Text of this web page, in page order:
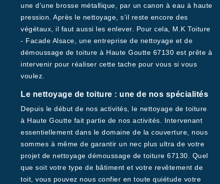
une d’une brosse métallique, par un canon à eau à haute
pression. Après le nettoyage, s’il reste encore des
végétaux, il faut aussi les enlever. Pour cela, M.K Toiture
- Facade Alsace, une entreprise de nettoyage et de
démoussage de toiture à Haute Goutte 67130 est prête à
intervenir pour réaliser cette tache pour vous si vous
voulez.
Le nettoyage de toiture : une de nos spécialités
Depuis le début de nos activités, le nettoyage de toiture
à Haute Goutte fait partie de nos activités. Intervenant
essentiellement dans le domaine de la couverture, nous
sommes à même de garantir un nec plus ultra de votre
projet de nettoyage démoussage de toiture 67130. Quel
que soit votre type de bâtiment et votre revêtement de
toit, vous pouvez nous confier en toute quiétude votre